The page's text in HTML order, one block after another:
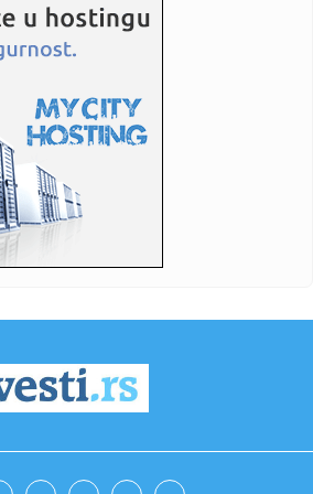
ŽELI: AEK krenuo po njega, bivši vezista
protiv policije posle Valjeva: "Istina ne
državu Srbiju i rad naše policije
doživeo saobraćajnu nezgodu u Izraelu
2026 od 19. do 23. avgusta
obdukcije Vladimira Cvijana: Tužilaštvo